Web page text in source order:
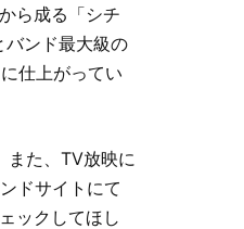
ら成る「シチ
バンド最大級の
仕上がってい
また、TV放映に
ドサイトにて
ックしてほし